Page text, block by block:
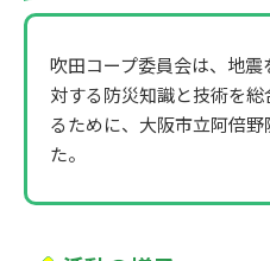
吹田コープ委員会は、地
対する防災知識と技術を
るために、大阪市立阿倍
た。